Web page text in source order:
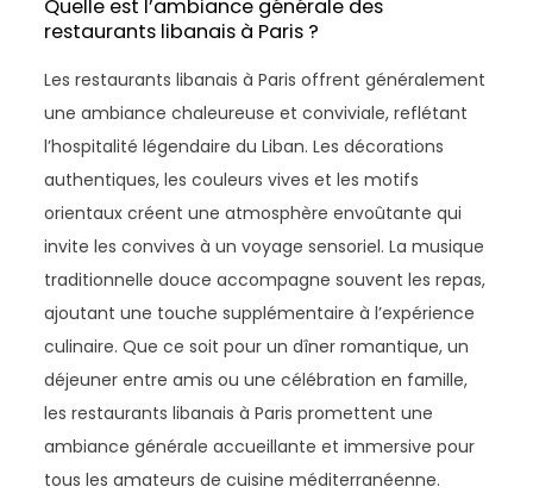
Quelle est l’ambiance générale des
restaurants libanais à Paris ?
Les restaurants libanais à Paris offrent généralement
une ambiance chaleureuse et conviviale, reflétant
l’hospitalité légendaire du Liban. Les décorations
authentiques, les couleurs vives et les motifs
orientaux créent une atmosphère envoûtante qui
invite les convives à un voyage sensoriel. La musique
traditionnelle douce accompagne souvent les repas,
ajoutant une touche supplémentaire à l’expérience
culinaire. Que ce soit pour un dîner romantique, un
déjeuner entre amis ou une célébration en famille,
les restaurants libanais à Paris promettent une
ambiance générale accueillante et immersive pour
tous les amateurs de cuisine méditerranéenne.